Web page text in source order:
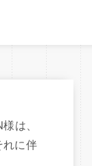
は、
れに伴